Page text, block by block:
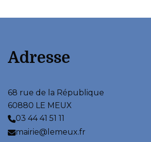
Adresse
68 rue de la République
60880 LE MEUX
03 44 41 51 11
mairie@lemeux.fr